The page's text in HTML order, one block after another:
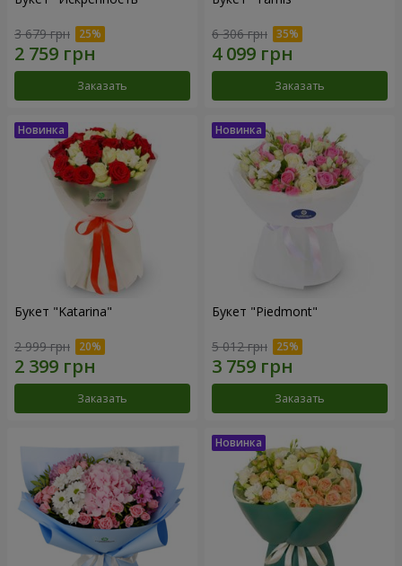
3 679 грн
Заказать
6 306 грн
Заказать
Букет "Katarina"
2 999 грн
Заказать
Букет "Piedmont"
5 012 грн
Заказать